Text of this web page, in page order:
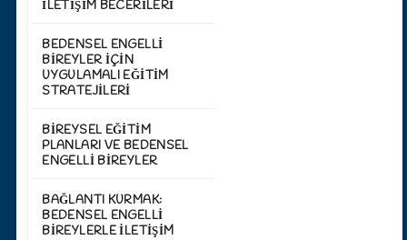
İLETIŞIM BECERILERI
BEDENSEL ENGELLI
BIREYLER İÇIN
UYGULAMALI EĞITIM
STRATEJILERI
BIREYSEL EĞITIM
PLANLARI VE BEDENSEL
ENGELLI BIREYLER
BAĞLANTI KURMAK:
BEDENSEL ENGELLI
BIREYLERLE İLETIŞIM